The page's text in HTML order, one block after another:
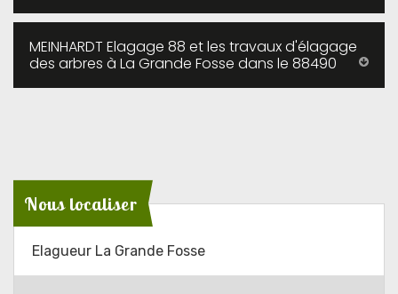
MEINHARDT Elagage 88 et les travaux d'élagage
des arbres à La Grande Fosse dans le 88490
Nous localiser
Elagueur La Grande Fosse